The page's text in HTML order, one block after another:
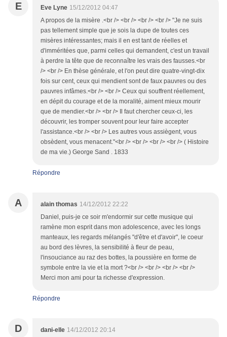
E Eve Lyne 15/12/2012 04:47
A propos de la misère .<br /> <br /> <br /> <br /> "Je ne suis
pas tellement simple que je sois la dupe de toutes ces
misères intéressantes; mais il en est tant de réelles et
d'imméritées que, parmi celles qui demandent, c'est un travail
à perdre la tête que de reconnaître les vrais des fausses.<br
/> <br /> En thèse générale, et l'on peut dire quatre-vingt-dix
fois sur cent, ceux qui mendient sont de faux pauvres ou des
pauvres infâmes.<br /> <br /> Ceux qui souffrent réellement,
en dépit du courage et de la moralité, aiment mieux mourir
que de mendier.<br /> <br /> Il faut chercher ceux-ci, les
découvrir, les tromper souvent pour leur faire accepter
l'assistance.<br /> <br /> Les autres vous assiègent, vous
obsèdent, vous menacent."<br /> <br /> <br /> <br /> ( Histoire
de ma vie.) George Sand . 1833
Répondre
A alain thomas 14/12/2012 22:22
Daniel, puis-je ce soir m'endormir sur cette musique qui
ramène mon esprit dans mon adolescence, avec les longs
manteaux, les regards mélangés "d'être et d'avoir", le coeur
au bord des lèvres, la sensibilité à fleur de peau,
l'insouciance au raz des bottes, la poussière en forme de
symbole entre la vie et la mort ?<br /> <br /> <br /> <br />
Merci mon ami pour ta richesse d'expression.
Répondre
D dani-elle 14/12/2012 20:14